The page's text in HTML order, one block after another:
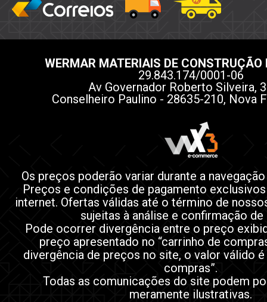
WERMAR MATERIAIS DE CONSTRUÇÃO
29.843.174/0001-06
Av Governador Roberto Silveira,
Conselheiro Paulino - 28635-210, Nova
Os preços poderão variar durante a
Preços e condições de pagamento
internet. Ofertas válidas até o término de
sujeitas à análise e confirmação de
Pode ocorrer divergência entre o preço
preço apresentado no “carrinho de
divergência de preços no site, o valor válido é
compras”.
Todas as comunicações do site podem
meramente ilustrativas.